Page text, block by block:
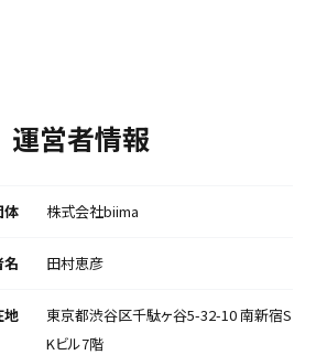
運営者情報
体 株式会社biima
名 田村恵彦
地
東京都渋谷区千駄ヶ谷5-32-10 南新宿S
Kビル7階